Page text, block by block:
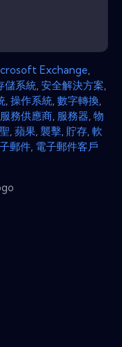
Exchange
儲系統 安全解決方案
操作系統 數字轉換
服務供應商 服務器 物
聖 蘋果 襲擊 貯存 軟
郵件 電子郵件客戶